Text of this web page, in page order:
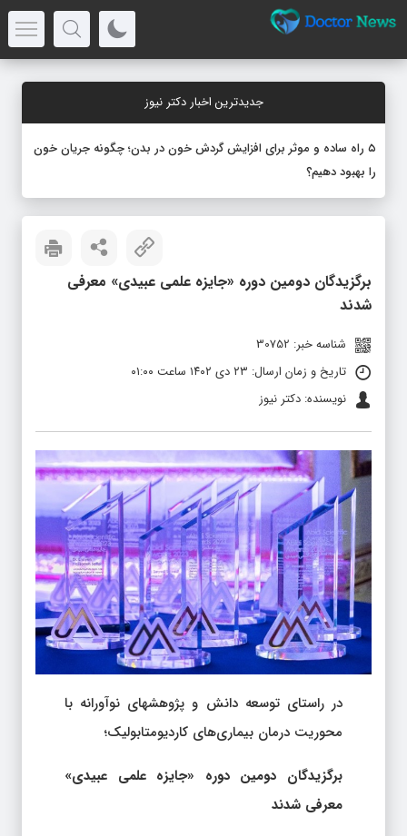
جدیدترین اخبار دکتر نیوز
۵ راه ساده و موثر برای افزایش گردش خون در بدن؛ چگونه جریان خون
را بهبود دهیم؟
برگزیدگان دومین دوره «جایزه علمی عبیدی» معرفی
شدند
شناسه خبر: 30752
تاریخ و زمان ارسال: ۲۳ دی ۱۴۰۲ ساعت ۰۱:۰۰
نویسنده: دکتر نیوز
در راستای توسعه دانش و پژوهش­های نوآورانه با
محوریت درمان بیماری‌های کاردیومتابولیک؛
برگزیدگان دومین دوره «جایزه علمی عبیدی»
معرفی شدند